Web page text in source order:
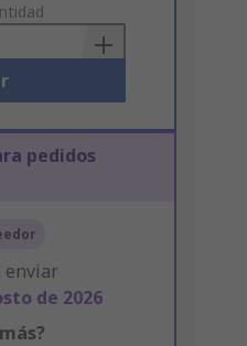
pedidos
enviar
de 2026